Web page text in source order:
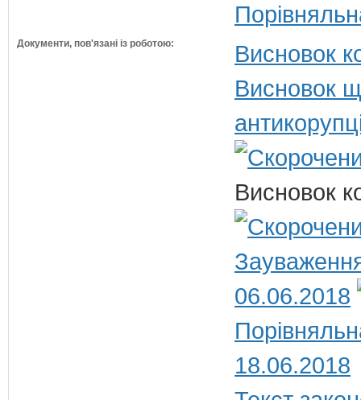
Документи, пов'язані із роботою:
Висновок
Висновок
Висновок
06.06.2018
18.06.2018